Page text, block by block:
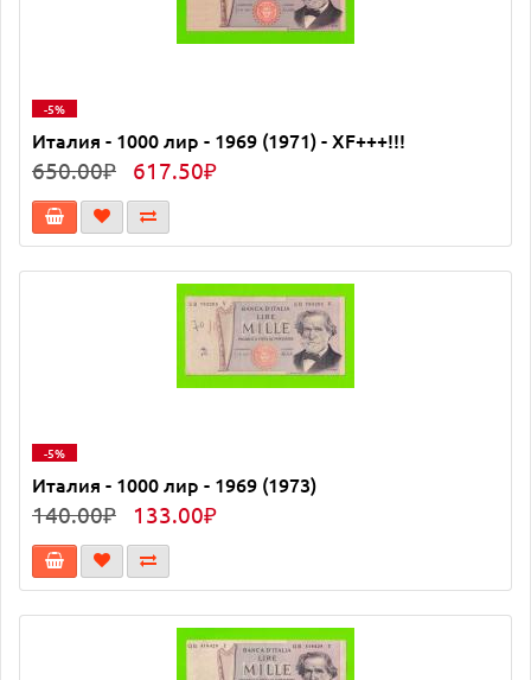
-5%
Италия - 1000 лир - 1969 (1971) - XF+++!!!
650.00₽ 617.50₽
-5%
Италия - 1000 лир - 1969 (1973)
140.00₽ 133.00₽